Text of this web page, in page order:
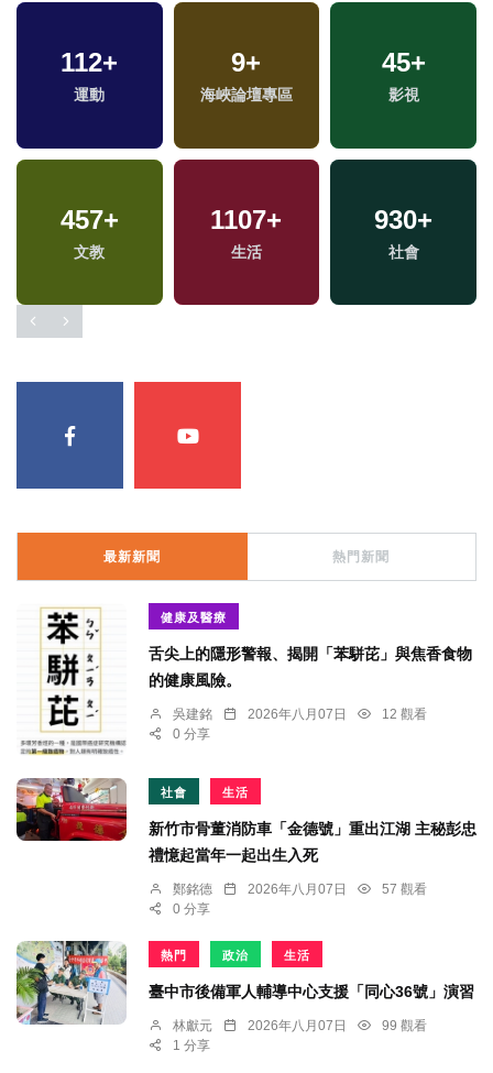
387+
健康及醫療
338
財經及消費
49+
美食
1+
兩岸藝苑天地
235+
熱門
0+
2023金鐘獎
最新新聞 熱門新聞
健康及醫療
舌尖上的隱形警報、揭開「苯駢芘」與焦香食物
的健康風險。
吳建銘 2026年八月07日
12 觀看
0 分享
社會 生活
新竹市骨董消防車「金德號」重出江湖 主秘彭忠
禮憶起當年一起出生入死
鄭銘德 2026年八月07日
57 觀看
0 分享
熱門 政治 生活
臺中市後備軍人輔導中心支援「同心36號」演習
林獻元 2026年八月07日
99 觀看
1 分享